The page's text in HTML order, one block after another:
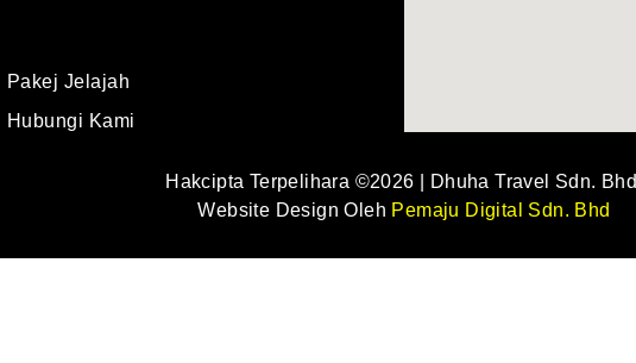
Pakej Jelajah
Hubungi Kami
Hakcipta Terpelihara ©2026 | Dhuha Travel Sdn.
Website Design Oleh Pemaju Digital Sdn. Bhd